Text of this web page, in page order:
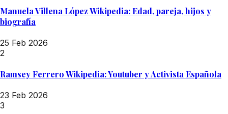
Manuela Villena López Wikipedia: Edad, pareja, hijos y
biografía
25 Feb 2026
2
Ramsey Ferrero Wikipedia: Youtuber y Activista Española
23 Feb 2026
3